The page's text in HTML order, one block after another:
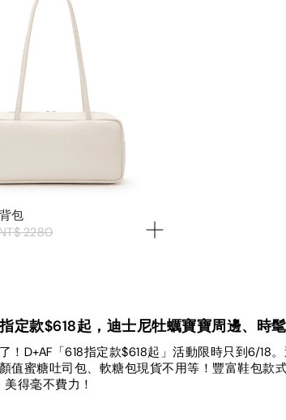
包
2280
定款$618起，迪士尼牡蠣寶寶周邊、時
！D+AF「618指定款$618起」活動限時只到6/
值蜜糖吐司包、軟糖包現貨不用等！豐富鞋包款
美得毫不費力！